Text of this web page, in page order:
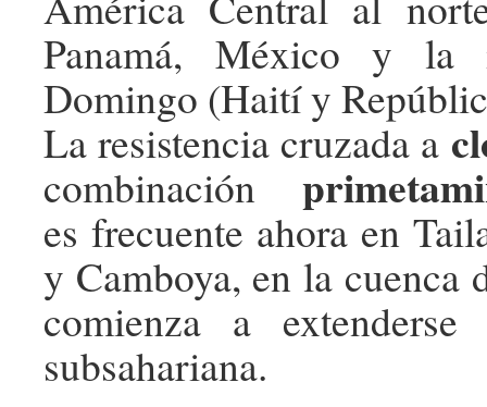
Panamá, México y la
Domingo (Haití y
La resistencia cruzada a
combinación
es frecuente ahora en
y Camboya, en la cuenca
comienza a
subsahariana.